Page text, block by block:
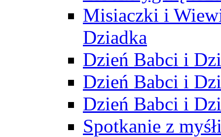
Misiaczki i
Dziadka
Dzień Babci i
Dzień Babci i
Dzień Babci i
Spotkanie z